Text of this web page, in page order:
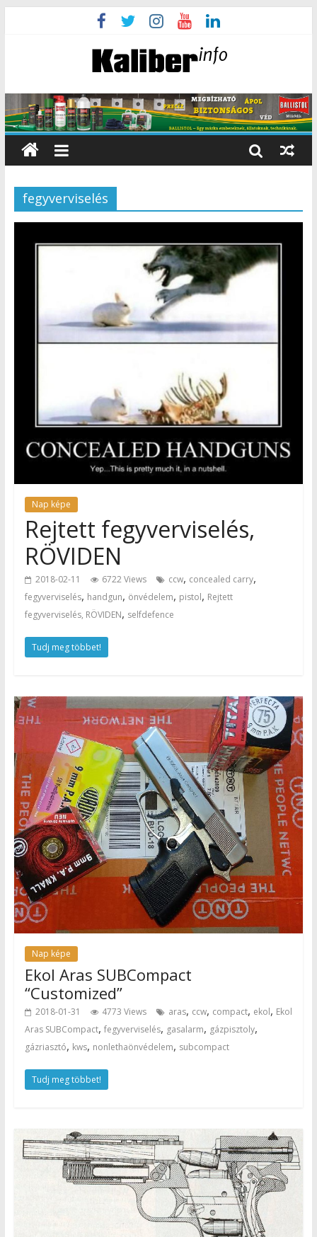
fegyverviselés
Nap képe
Rejtett fegyverviselés,
RÖVIDEN
2018-02-11 6722 Views ccw, concealed carry,
fegyverviselés, handgun, önvédelem, pistol, Rejtett
fegyverviselés, RÖVIDEN, selfdefence
Tudj meg többet!
Nap képe
Ekol Aras SUBCompact
“Customized”
2018-01-31 4773 Views aras, ccw, compact, ekol, Ekol
Aras SUBCompact, fegyverviselés, gasalarm, gázpisztoly,
gázriasztó, kws, nonlethaönvédelem, subcompact
Tudj meg többet!